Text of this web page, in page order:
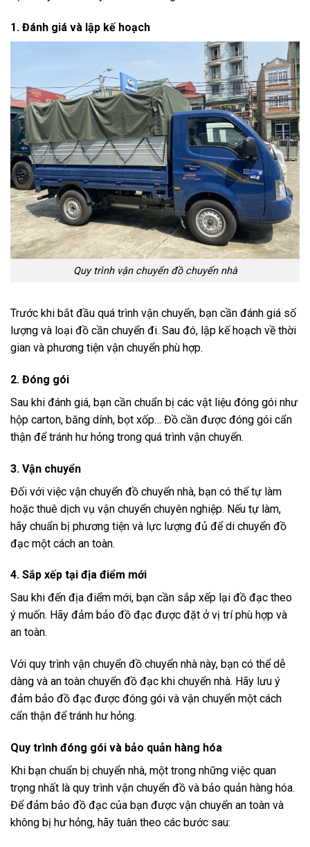
1. Đánh giá và lập kế hoạch
Quy trình vận chuyển đồ chuyển nhà
Trước khi bắt đầu quá trình vận chuyển, bạn cần đánh giá số
lượng và loại đồ cần chuyển đi. Sau đó, lập kế hoạch về thời
gian và phương tiện vận chuyển phù hợp.
2. Đóng gói
Sau khi đánh giá, bạn cần chuẩn bị các vật liệu đóng gói như
hộp carton, băng dính, bọt xốp… Đồ cần được đóng gói cẩn
thận để tránh hư hỏng trong quá trình vận chuyển.
3. Vận chuyển
Đối với việc vận chuyển đồ chuyển nhà, bạn có thể tự làm
hoặc thuê dịch vụ vận chuyển chuyên nghiệp. Nếu tự làm,
hãy chuẩn bị phương tiện và lực lượng đủ để di chuyển đồ
đạc một cách an toàn.
4. Sắp xếp tại địa điểm mới
Sau khi đến địa điểm mới, bạn cần sắp xếp lại đồ đạc theo
ý muốn. Hãy đảm bảo đồ đạc được đặt ở vị trí phù hợp và
an toàn.
Với quy trình vận chuyển đồ chuyển nhà này, bạn có thể dễ
dàng và an toàn chuyển đồ đạc khi chuyển nhà. Hãy lưu ý
đảm bảo đồ đạc được đóng gói và vận chuyển một cách
cẩn thận để tránh hư hỏng.
Quy trình đóng gói và bảo quản hàng hóa
Khi bạn chuẩn bị chuyển nhà, một trong những việc quan
trọng nhất là quy trình vận chuyển đồ và bảo quản hàng hóa.
Để đảm bảo đồ đạc của bạn được vận chuyển an toàn và
không bị hư hỏng, hãy tuân theo các bước sau: